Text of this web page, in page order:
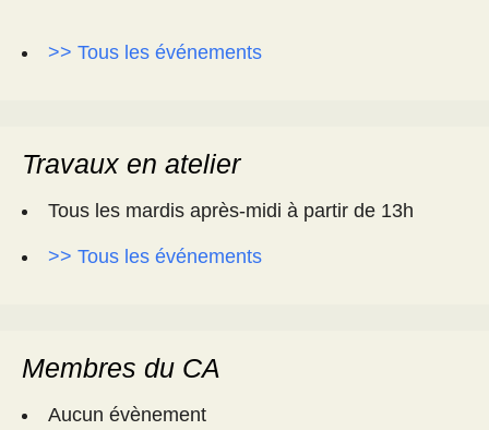
>> Tous les événements
Travaux en atelier
Tous les mardis après-midi à partir de 13h
>> Tous les événements
Membres du CA
Aucun évènement